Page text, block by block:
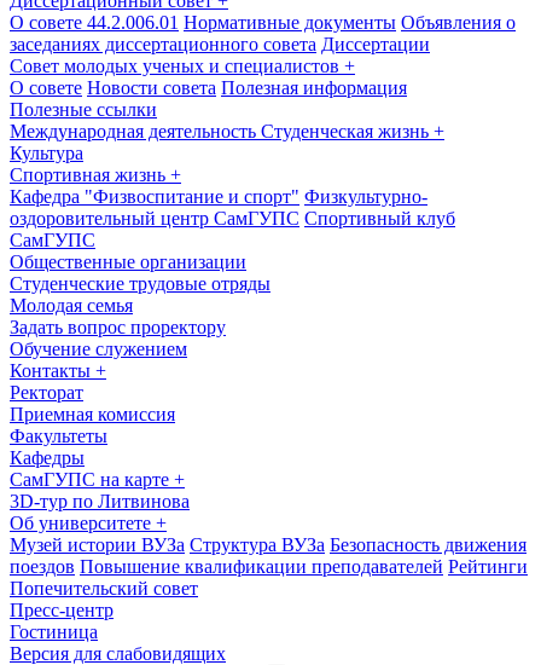
О совете 44.2.006.01 Нормативные документы Объявления о
заседаниях диссертационного совета Диссертации
Совет молодых ученых и специалистов +
О совете Новости совета Полезная информация
Полезные ссылки
Международная деятельность Студенческая жизнь +
Культура
Спортивная жизнь +
Кафедра "Физвоспитание и спорт" Физкультурно-
оздоровительный центр СамГУПС Спортивный клуб
СамГУПС
Общественные организации
Студенческие трудовые отряды
Молодая семья
Задать вопрос проректору
Обучение служением
Контакты +
Ректорат
Приемная комиссия
Факультеты
Кафедры
СамГУПС на карте +
3D-тур по Литвинова
Об университете +
Музей истории ВУЗа Структура ВУЗа Безопасность движения
поездов Повышение квалификации преподавателей Рейтинги
Попечительский совет
Пресс-центр
Гостиница
Версия для слабовидящих